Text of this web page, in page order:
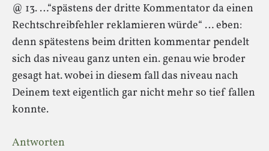
@ 13. …“spästens der dritte Kommentator da einen
Rechtschreibfehler reklamieren würde“ … eben:
denn spätestens beim dritten kommentar pendelt
sich das niveau ganz unten ein. genau wie broder
gesagt hat. wobei in diesem fall das niveau nach
Deinem text eigentlich gar nicht mehr so tief fallen
konnte.
Antworten